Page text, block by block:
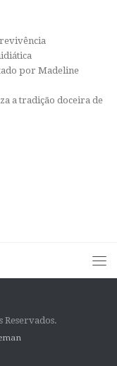
por Madeline
a tradição doceira de
Reservados.